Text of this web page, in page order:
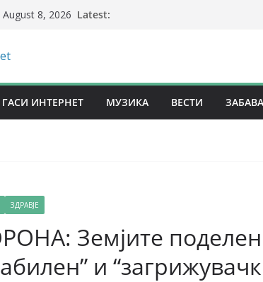
8, 2026 Latest:
ГАСИ ИНТЕРНЕТ МУЗИКА ВЕСТИ ЗАБАВА
ЗДРАВЈЕ
Земјите
и